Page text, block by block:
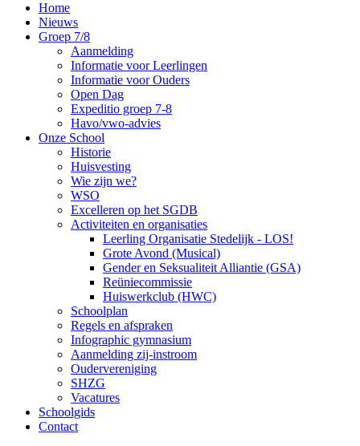
Home
Nieuws
Groep 7/8
Aanmelding
Informatie voor Leerlingen
Informatie voor Ouders
Open Dag
Expeditio groep 7-8
Havo/vwo-advies
Onze School
Historie
Huisvesting
Wie zijn we?
WSO
Excelleren op het SGDB
Activiteiten en organisaties
Leerling Organisatie Stedelijk - LOS!
Grote Avond (Musical)
Gender en Seksualiteit Alliantie (GSA)
Reüniecommissie
Huiswerkclub (HWC)
Schoolplan
Regels en afspraken
Infographic gymnasium
Aanmelding zij-instroom
Oudervereniging
SHZG
Vacatures
Schoolgids
Contact